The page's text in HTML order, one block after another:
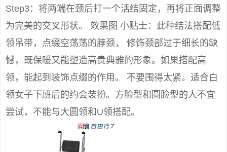
Step3：将两端在颈后打一个活结固定，再将正面调整
为完美的交叉形状。 效果图 小贴士：此种结法搭配低
领吊带，点缀空荡荡的脖颈， 修饰颈部过于细长的缺
憾，既保暖又能塑造高贵典雅的形象。如果搭配高
领，能起到装饰点缀的作用。 不要围得太紧。适合白
领女子下班后的约会装扮。方脸型和圆脸型的人不宜
尝试，不能与大圆领和U领搭配。